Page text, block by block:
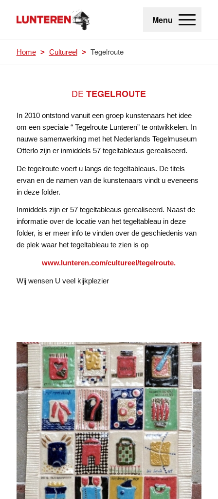
Menu
Home > Cultureel > Tegelroute
DE TEGELROUTE
In 2010 ontstond vanuit een groep kunstenaars het idee
om een speciale “ Tegelroute Lunteren” te ontwikkelen. In
nauwe samenwerking met het Nederlands Tegelmuseum
Otterlo zijn er inmiddels 57 tegeltableaus gerealiseerd.
De tegelroute voert u langs de tegeltableaus. De titels
ervan en de namen van de kunstenaars vindt u eveneens
in deze folder.
Inmiddels zijn er 57 tegeltableaus gerealiseerd. Naast de
informatie over de locatie van het tegeltableau in deze
folder, is er meer info te vinden over de geschiedenis van
de plek waar het tegeltableau te zien is op
www.lunteren.com/cultureel/tegelroute.
Wij wensen U veel kijkplezier